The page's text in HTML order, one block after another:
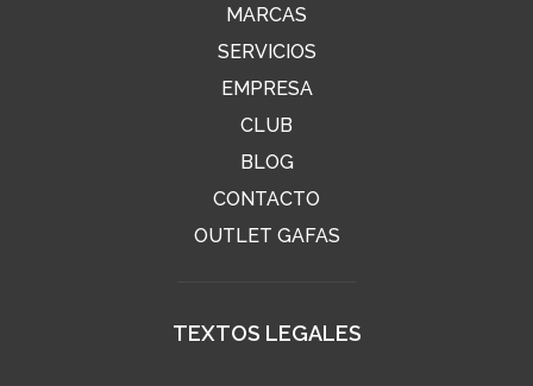
MARCAS
SERVICIOS
EMPRESA
CLUB
BLOG
CONTACTO
OUTLET GAFAS
TEXTOS LEGALES